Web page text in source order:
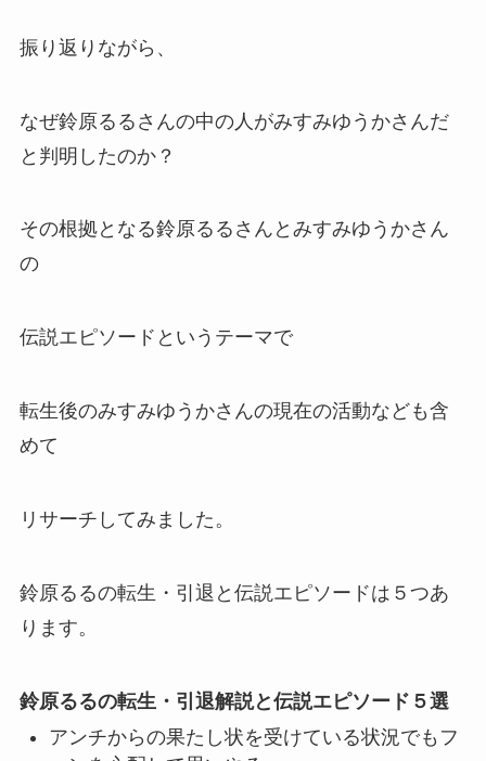
振り返りながら、
なぜ鈴原るるさんの中の人 がみすみゆうかさんだ
と判明したのか？
その根拠となる鈴原るるさんとみすみゆうかさん
の
伝説エピソード というテーマで
転生後のみすみゆうかさんの現在の活動なども含
めて
リサーチしてみました。
鈴原るるの転生・引退と伝説エピソードは５つあ
ります。
鈴原るるの転生・引退解説と伝説エピソード５選
アンチからの果たし状を受けている状況でもフ